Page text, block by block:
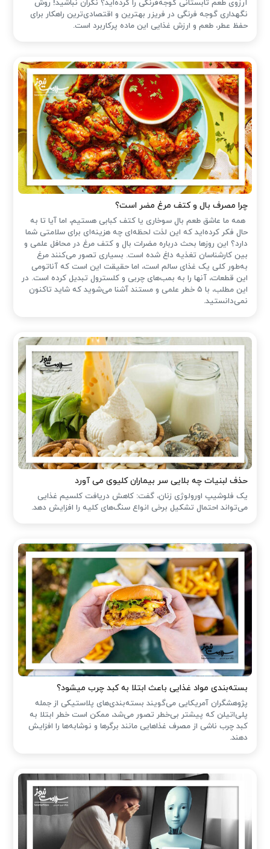
آرزوی طعم تابستانی گوجه‌فرنگی را کرده‌اید؟ نگران نباشید! روش
نگهداری گوجه فرنگی در فریزر بهترین و اقتصادی‌ترین راهکار برای
حفظ عطر، طعم و ارزش غذایی این ماده پرکاربرد است.
چرا مصرف بال و کتف مرغ مضر است؟
همه ما عاشق طعم بال سوخاری یا کتف کبابی هستیم، اما آیا تا به
حال فکر کرده‌اید که این لذت لحظه‌ای چه هزینه‌ای برای سلامتی شما
دارد؟ این روزها بحث درباره مضرات بال و کتف مرغ در محافل علمی و
بین کارشناسان تغذیه داغ شده است. بسیاری تصور می‌کنند مرغ
به‌طور کلی یک غذای سالم است، اما حقیقت این است که آناتومی
این قطعات، آنها را به بمب‌های چربی و کلسترول تبدیل کرده است. در
این مطلب، با ۵ خطر علمی و مستند آشنا می‌شوید که شاید تاکنون
نمی‌دانستید.
حذف لبنیات چه بلایی سر بیماران کلیوی می آورد
یک فلوشیپ اورولوژی زنان، گفت: کاهش دریافت کلسیم غذایی
می‌تواند احتمال تشکیل برخی انواع سنگ‌های کلیه را افزایش دهد.
بسته‌بندی مواد غذایی باعث ابتلا به کبد چرب میشود؟
پژوهشگران آمریکایی می‌گویند بسته‌بندی‌های پلاستیکی از جمله
پلی‌اتیلن که پیشتر بی‌خطر تصور می‌شد، ممکن است خطر ابتلا به
کبد چرب ناشی از مصرف غذاهایی مانند برگرها و نوشابه‌ها را افزایش
دهند.